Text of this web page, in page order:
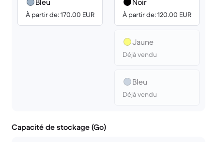
Bleu
À partir de: 170.00 EUR
Noir
À partir de: 120.00 EUR
Jaune
Déjà vendu
Bleu
Déjà vendu
Capacité de stockage (Go)